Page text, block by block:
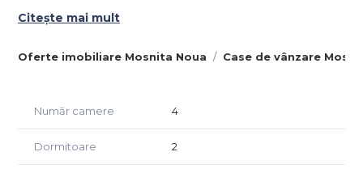
Oferte imobiliare Mosnita Noua Case de vânzare
spațiile ample, oferind un nivel ridicat de confort și
funcționalitate.
branșamentele finalizate (apă, gaz, curent,
deschis;
Înălțimea camerelor: 3,50 m – spații ample, luminoase și
aerisite;
Suprafață teren: 743 mp;
Citește mai mult
Număr camere 4
Dormitoare 2